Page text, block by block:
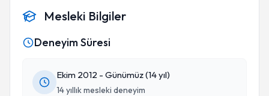
Mesleki Bilgiler
Deneyim Süresi
Ekim 2012 - Günümüz (14 yıl)
14 yıllık mesleki deneyim